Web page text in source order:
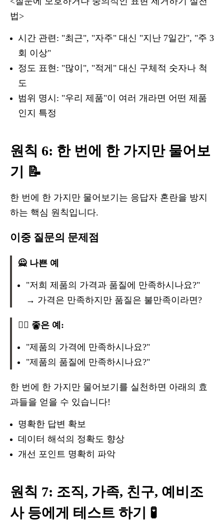
법>
시간 관련: "최근", "자주" 대신 "지난 7일간", "주 3
회 이상"
정도 표현: "많이", "적게" 대신 구체적 숫자나 척
도
범위 명시: "우리 제품"이 여러 개라면 어떤 제품
인지 특정
원칙 6: 한 번에 한 가지만 물어보
기 📝
한 번에 한 가지만 물어보기는 응답자 혼란을 방지
하는 핵심 원칙입니다.
이중 질문의 문제점
🙅 나쁜 예
"저희 제품의 가격과 품질에 만족하시나요?"
→ 가격은 만족하지만 품질은 불만족이라면?
🙆‍♂️ 좋은 예:
"제품의 가격에 만족하시나요?"
"제품의 품질에 만족하시나요?"
한 번에 한 가지만 물어보기를 실천하면 아래의 효
과들을 얻을 수 있습니다!
명확한 답변 확보
데이터 해석의 정확도 향상
개선 포인트 명확히 파악
원칙 7: 조직, 가족, 친구, 예비조
사 등에게 테스트 하기 🧪